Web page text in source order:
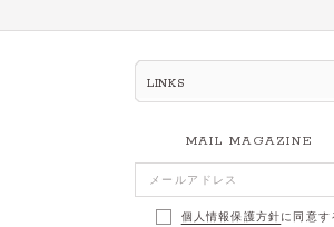
LINKS
MAIL MAGAZINE
個人情報保護方針に同意す